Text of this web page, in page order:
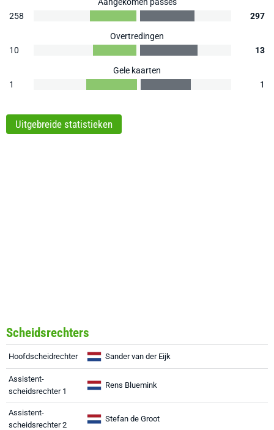
258
297
Overtredingen
10
13
Gele kaarten
1
1
Uitgebreide statistieken
Scheidsrechters
Hoofdscheidrechter Sander van der Eijk
Assistent-
scheidsrechter 1
Rens Bluemink
Assistent-
scheidsrechter 2
Stefan de Groot